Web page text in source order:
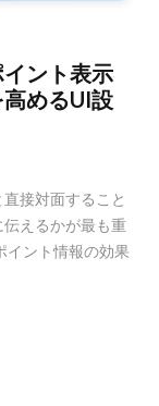
ント表示
めるUI設
接対面すること
えるかが最も重
イント情報の効果